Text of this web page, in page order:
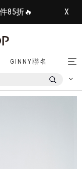
85折🔥 X
GINNY聯名